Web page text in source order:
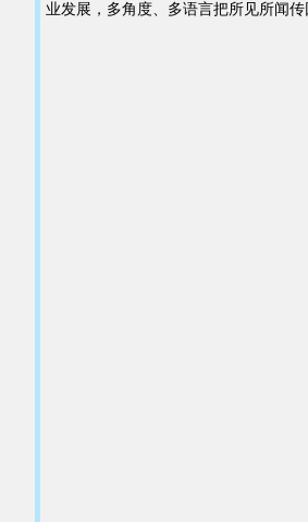
业发展，多角度、多语言把所见所闻